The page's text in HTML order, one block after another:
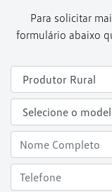
Para solicitar
formulário abaixo